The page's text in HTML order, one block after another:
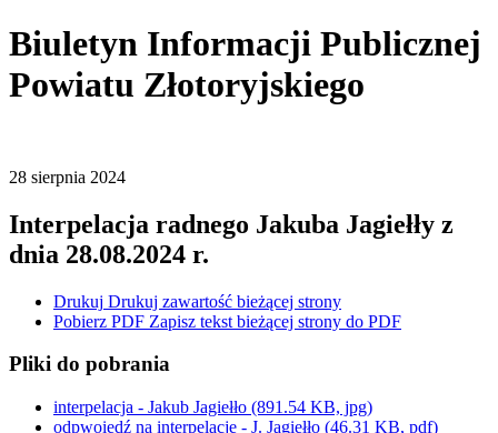
Biuletyn Informacji Publicznej
Powiatu Złotoryjskiego
28 sierpnia 2024
Interpelacja radnego Jakuba Jagiełły z
dnia 28.08.2024 r.
Drukuj Drukuj zawartość bieżącej strony
Pobierz PDF Zapisz tekst bieżącej strony do PDF
Pliki do pobrania
interpelacja - Jakub Jagiełło (891.54 KB, jpg)
odpwoiedź na interpelację - J. Jagiełło (46.31 KB, pdf)